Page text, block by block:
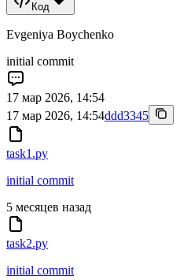
Код
Evgeniya Boychenko
initial commit
17 мар 2026, 14:54
17 мар 2026, 14:54ddd3345
task1.py
initial commit
5 месяцев назад
task2.py
initial commit